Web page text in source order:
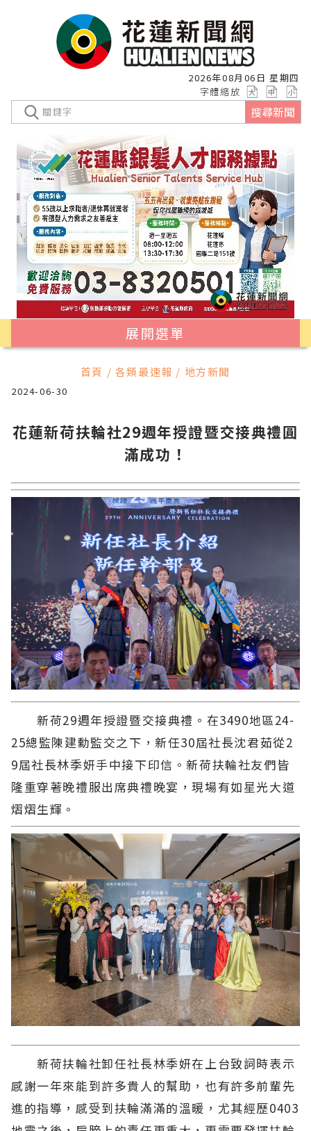
2026年08月06日 星期四
字體縮放
搜尋新聞
展開選單
首頁 / 各類最速報 / 地方新聞
2024-06-30
花蓮新荷扶輪社29週年授證暨交接典禮圓
滿成功！
新荷29週年授證暨交接典禮。在3490地區24-
25總監陳建勳監交之下，新任30屆社長沈君茹從2
9屆社長林季妍手中接下印信。新荷扶輪社友們皆
隆重穿著晚禮服出席典禮晚宴，現場有如星光大道
熠熠生輝。
新荷扶輪社卸任社長林季妍在上台致詞時表示
感謝一年來能到許多貴人的幫助，也有許多前輩先
進的指導，感受到扶輪滿滿的溫暖，尤其經歷0403